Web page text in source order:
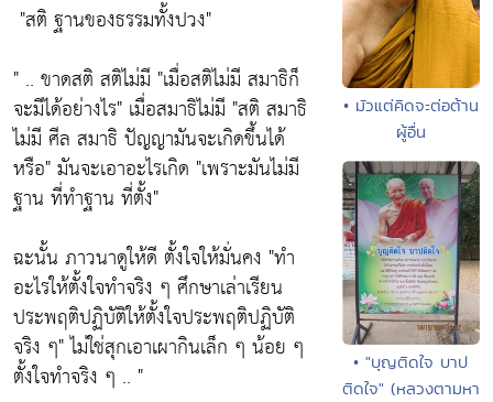
"สติ ฐานของธรรมทั้งปวง"
" .. ขาดสติ สติไม่มี "เมื่อสติไม่มี สมาธิก็
จะมีได้อย่างไร" เมื่อสมาธิไม่มี "สติ สมาธิ
ไม่มี ศีล สมาธิ ปัญญามันจะเกิดขึ้นได้
หรือ"มันจะเอาอะไรเกิด "เพราะมันไม่มี
ฐาน ที่ทำฐาน ที่ตั้ง"
ฉะนั้น ภาวนาดูให้ดี ตั้งใจให้มั่นคง "ทำ
อะไรให้ตั้งใจทำจริง ๆ ศึกษาเล่าเรียน
ประพฤติปฏิบัติให้ตั้งใจประพฤติปฏิบัติ
จริง ๆ"ไม่ใช่สุกเอาเผากินเล็ก ๆ น้อย ๆ
ตั้งใจทำจริง ๆ .. "
• มัวแต่คิดจะต่อต้าน
ผู้อื่น
• "บุญติดใจ บาป
ติดใจ" (หลวงตามหา